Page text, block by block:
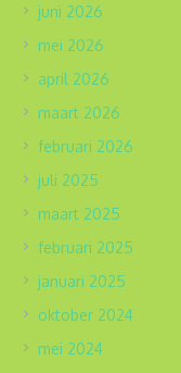
juni 2026
mei 2026
april 2026
maart 2026
februari 2026
juli 2025
maart 2025
februari 2025
januari 2025
oktober 2024
mei 2024